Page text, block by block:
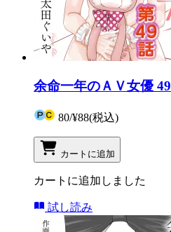
余命一年のＡＶ女優 49
80/¥88(税込)
カートに追加
カートに追加しました
試し読み